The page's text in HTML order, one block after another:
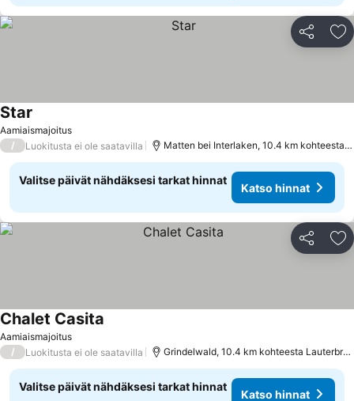
Jaa
Aamiaismajoitus
Star
/ Luokitusta ei ole saatavilla Matten bei Interlaken, 10.4 km kohteesta Lauterbrunnen
Valitse päivät nähdäksesi tarkat hinnat
Katso hinnat
Jaa
Aamiaismajoitus
Chalet Casita
/ Luokitusta ei ole saatavilla Grindelwald, 10.4 km kohteesta Lauterbrunnen
Valitse päivät nähdäksesi tarkat hinnat
Katso hinnat